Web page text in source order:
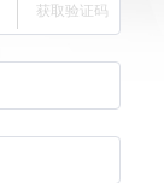
获取验证码